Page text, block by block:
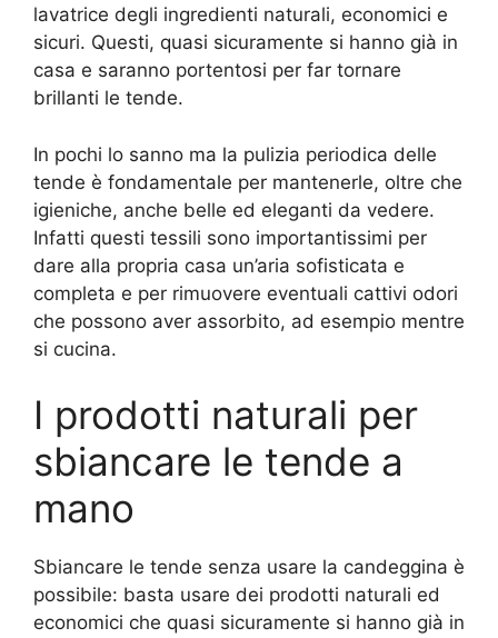
lavatrice degli ingredienti naturali, economici e
sicuri. Questi, quasi sicuramente si hanno già in
casa e saranno portentosi per far tornare
brillanti le tende.
In pochi lo sanno ma la pulizia periodica delle
tende è fondamentale per mantenerle, oltre che
igieniche, anche belle ed eleganti da vedere.
Infatti questi tessili sono importantissimi per
dare alla propria casa un’aria sofisticata e
completa e per rimuovere eventuali cattivi odori
che possono aver assorbito, ad esempio mentre
si cucina.
I prodotti naturali per
sbiancare le tende a
mano
Sbiancare le tende senza usare la candeggina è
possibile: basta usare dei prodotti naturali ed
economici che quasi sicuramente si hanno già in